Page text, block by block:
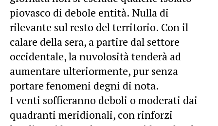
piovasco di debole entità. Nulla di
rilevante sul resto del territorio. Con il
calare della sera, a partire dal settore
occidentale, la nuvolosità tenderà ad
aumentare ulteriormente, pur senza
portare fenomeni degni di nota.
I venti soffieranno deboli o moderati dai
quadranti meridionali, con rinforzi